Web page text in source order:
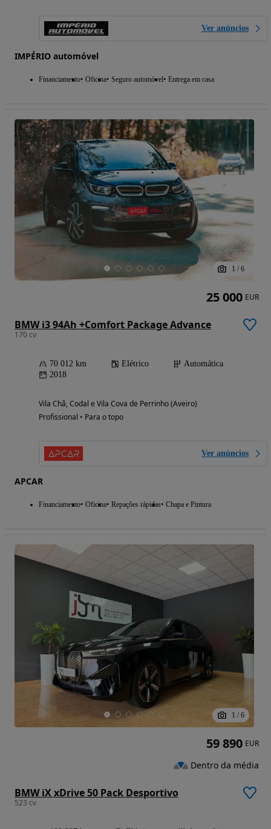
Ver anúncios
IMPÉRIO automóvel
Financiamento Oficina Seguro automóvel Entrega em casa
1 / 6
BMW i3 94Ah +Comfort Package Advance
170 cv
70 012 km Elétrico
Automática
2018
Vila Chã, Codal e Vila Cova de Perrinho (Aveiro)
Profissional • Para o topo
Ver anúncios
APCAR
Financiamento Oficina Repações rápidas Chapa e Pintura
25 000 EUR
1 / 6
BMW iX xDrive 50 Pack Desportivo
523 cv
59 890 EUR
Dentro da média